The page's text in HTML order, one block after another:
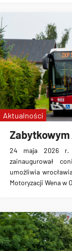
Zabytkowym
24 maja 2026 r.
zainaugurował
umożliwia
Motoryzacji Wena w
Aktualności